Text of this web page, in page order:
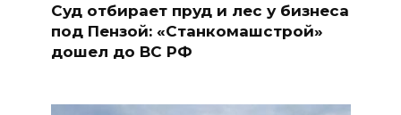
Суд отбирает пруд и лес у бизнеса
под Пензой: «Станкомашстрой»
дошел до ВС РФ